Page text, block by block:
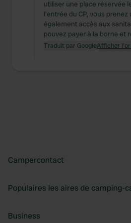
of their services.utiliser une place réservée
l'entrée du CP, vous
également accès aux
pouvez payer à la borne et
Traduit par GoogleAfficher
Campercontact
Populaires les aires de camping-
Business